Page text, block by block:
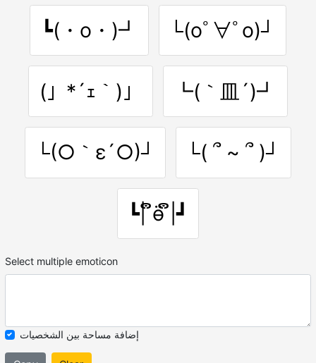
┗(・o・)┛ └(oﾟ∀ﾟo)┘
(」*´ｪ｀)」 ┗(｀皿´)┛
└(○｀ε´○)┘ └( ՞ ~ ՞ )┘
┗| ຶӫ ຶ|┛
Select multiple emoticon
إضافة مساحة بين الشخصيات